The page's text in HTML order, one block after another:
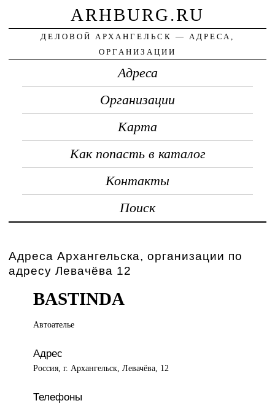
ARHBURG.RU
ДЕЛОВОЙ АРХАНГЕЛЬСК — АДРЕСА,
ОРГАНИЗАЦИИ
Адреса
Организации
Карта
Как попасть в каталог
Контакты
Поиск
Адреса Архангельска, организации по
адресу Левачёва 12
BASTINDA
Автоателье
Адрес
Россия, г. Архангельск, Левачёва, 12
Телефоны